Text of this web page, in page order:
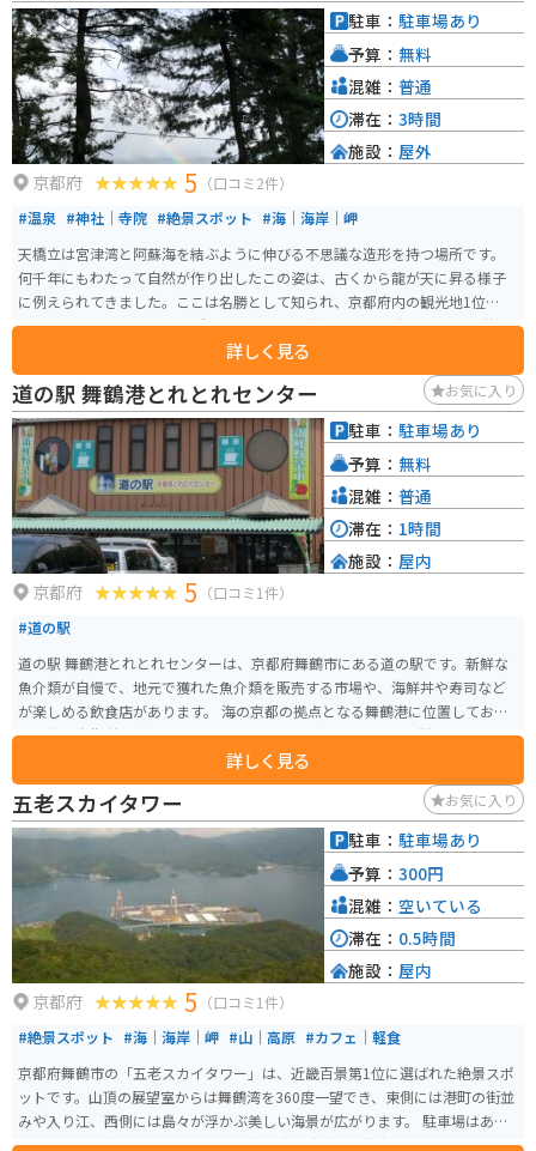
挟みながら、周辺の観光を楽しむのがおすすめです。 宮津市は、新鮮な魚介
類が有名です。特に、冬の味覚として知られる「間人ガニ」は、地元で水揚
げされるブランドガニで、ぜひ味わってみてください。また、道の駅で購入
できる、地元産の干物や練り物もおすすめです。
京都府 5 （口コミ2件）
#温泉 #神社｜寺院 #絶景スポット #海｜海岸｜岬
天橋立は宮津湾と阿蘇海を結ぶように伸びる不思議な造形を持つ場所です。
何千年にもわたって自然が作り出したこの姿は、古くから龍が天に昇る様子
に例えられてきました。ここは名勝として知られ、京都府内の観光地1位に選
ばれたこともあります。 天橋立からの眺め、散策、塩味を含まない不思議な
湧水「磯清水」などを楽しむことができます。また、海水浴や温泉を満喫す
ることもできるので、バイクで訪れるツーリングのおすすめスポットです。
詳しく見る
駐車： 駐車場あり
予算： 無料
混雑： 普通
滞在： 3時間
施設： 屋外
道の駅 舞鶴港とれとれセンター お気に入り
京都府 5 （口コミ1件）
#道の駅
道の駅 舞鶴港とれとれセンターは、京都府舞鶴市にある道の駅です。新鮮な
魚介類が自慢で、地元で獲れた魚介類を販売する市場や、海鮮丼や寿司など
が楽しめる飲食店があります。 海の京都の拠点となる舞鶴港に位置してお
り、海上自衛隊の艦艇を見学できる tours も人気です。また、併設されている
京都府漁業資料館では、漁業の歴史や文化を学ぶことができます。 バイクで
訪れる場合、道の駅には広い駐車場が完備されているので安心です。周辺に
は、五老ヶ岳公園など、風光明媚な観光スポットも多いので、ツーリングの
拠点としてもおすすめです。 名産品としては、舞鶴かまぼこや、肉厚で脂の
のりが抜群の舞鶴ぐじ（甘鯛）などが有名です。
詳しく見る
駐車： 駐車場あり
予算： 無料
混雑： 普通
滞在： 1時間
施設： 屋内
五老スカイタワー お気に入り
京都府 5 （口コミ1件）
#絶景スポット #海｜海岸｜岬 #山｜高原 #カフェ｜軽食
京都府舞鶴市の「五老スカイタワー」は、近畿百景第1位に選ばれた絶景スポ
ットです。山頂の展望室からは舞鶴湾を360度一望でき、東側には港町の街並
みや入り江、西側には島々が浮かぶ美しい海景が広がります。 駐車場はあり
ますがバイク専用スペースはなく、車の端に駐車して徒歩すぐでアクセス可
駐車： 駐車場あり
予算： 300円
混雑： 空いている
滞在： 0.5時間
施設： 屋内